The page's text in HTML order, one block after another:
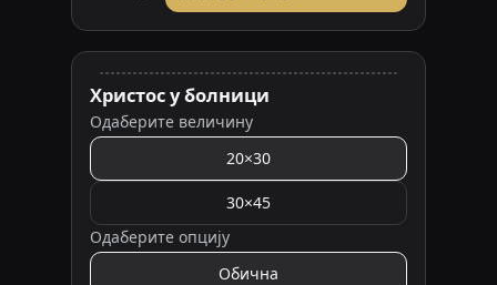
Христос у болници
Одаберите величину
20×30
30×45
Одаберите опцију
Обична